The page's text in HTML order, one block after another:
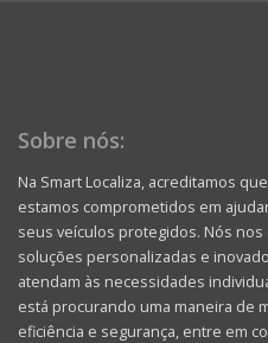
Sobre nós:
Na Smart Localiza, acreditamos
estamos comprometidos em
seus veículos protegidos. Nós
soluções personalizadas e
atendam às necessidades
está procurando uma maneira de
eficiência e segurança, entre em